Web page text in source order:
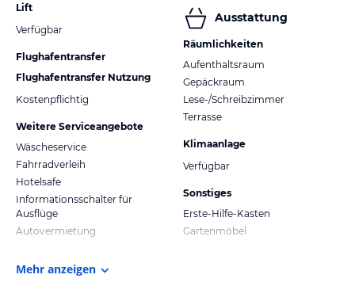
Lift
Verfügbar
Flughafentransfer
Flughafentransfer Nutzung
Kostenpflichtig
Weitere Serviceangebote
Wäscheservice
Fahrradverleih
Hotelsafe
Informationsschalter für
Ausflüge
Autovermietung
Ausstattung
Räumlichkeiten
Aufenthaltsraum
Gepäckraum
Lese-/Schreibzimmer
Terrasse
Klimaanlage
Verfügbar
Sonstiges
Erste-Hilfe-Kasten
Gartenmöbel
Mehr anzeigen